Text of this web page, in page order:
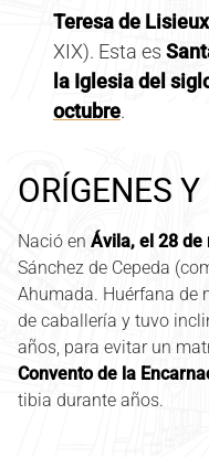
Teresa de Lisieux
XIX). Esta es
la Iglesia del
octubre.
ORÍGENES
Nació en Ávila, el 28 de
Sánchez de Cepeda
Ahumada. Huérfana de
de caballería y tuvo
años, para evitar un
Convento de la
tibia durante años.